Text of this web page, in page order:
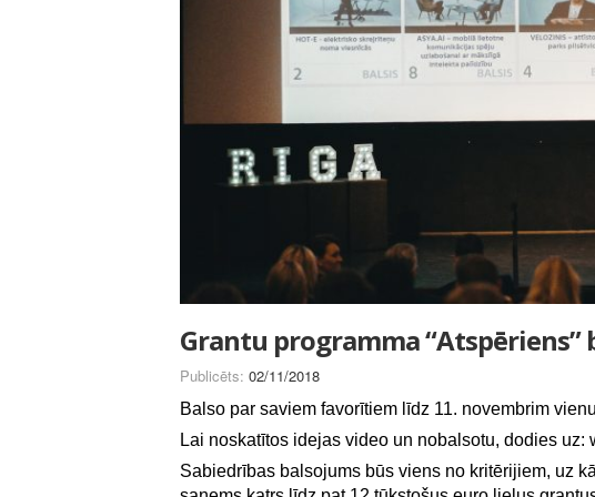
Grantu programma “Atspēriens”
Publicēts: 02/11/2018
Balso par saviem favorītiem līdz 11. novembrim
Lai noskatītos idejas video un nobalsotu, dodies uz:
Sabiedrības balsojums būs viens no kritērijiem, uz